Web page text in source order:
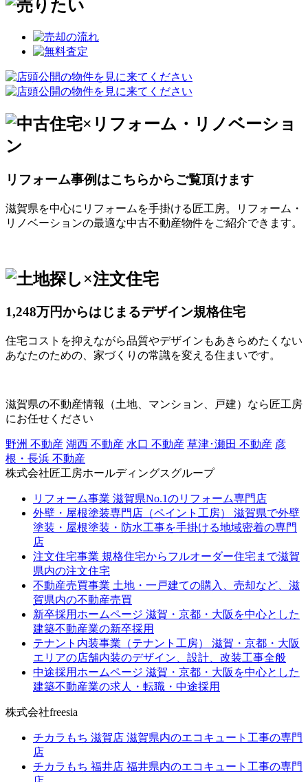
リフォーム事例はこちらからご覧頂けます
滋賀県を中心にリフォームを手掛ける匠工房。リフォーム・
リノベーションの最適な中古不動産物件をご紹介できます。
1,248万円からはじまるデザイン規格住宅
住宅コストを抑えながら品質やデザインもあきらめたくない
あなたのための、家づくりの常識を変える住まいです。
滋賀県の不動産情報（土地、マンション、戸建）なら匠工房
にお任せください
野洲 不動産 湖西 不動産 水口 不動産 草津･瀬田 不動産 彦
根・長浜 不動産
株式会社匠工房ホールディングスグループ
リフォーム事業 滋賀県No.1のリフォーム専門店
外壁・屋根塗装専門店（ペイント工房）
滋賀県で外壁
塗装・屋根塗装・防水工事を手掛ける地域密着の専門
店
注文住宅事業 規格住宅からフルオーダー住宅まで滋賀
県内の注文住宅
不動産売買事業 土地・一戸建ての購入、売却など、滋
賀県内の不動産売買
新卒採用ホームページ 滋賀・京都・大阪を中心とした
建築不動産業の新卒採用
テナント内装事業（テナント工房）
滋賀・京都・大阪
エリアの店舗内装のデザイン、設計、改装工事全般
中途採用ホームページ 滋賀・京都・大阪を中心とした
建築不動産業の求人・転職・中途採用
株式会社freesia
チカラもち 滋賀店 滋賀県内のエコキュート工事の専門
店
チカラもち 福井店 福井県内のエコキュート工事の専門